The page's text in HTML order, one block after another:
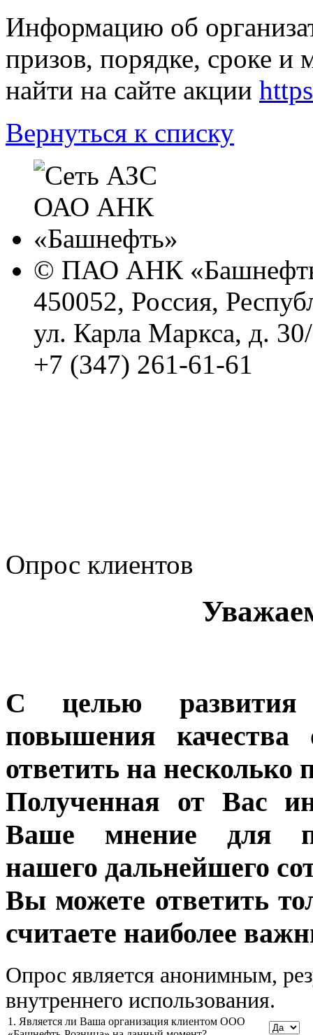
Информацию об
призов, порядке, сроке и
найти на сайте акции
Вернуться к списку
© ПАО АНК
450052, Россия,
ул. Карла Маркса, д.
+7 (347) 261-61-61
Опрос клиентов
С целью развития
повышения качества
ответить на несколько
Полученная от Вас
Ваше мнение для
нашего дальнейшего
Вы можете ответить
считаете наиболее
Опрос является анонимным,
внутреннего использования.
1. Является ли Ваша организация клиентом ООО